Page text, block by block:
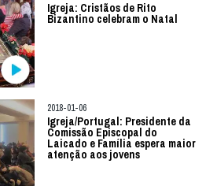
Igreja: Cristãos de Rito
Bizantino celebram o Natal
2018-01-06
Igreja/Portugal: Presidente da
Comissão Episcopal do
Laicado e Família espera maior
atenção aos jovens